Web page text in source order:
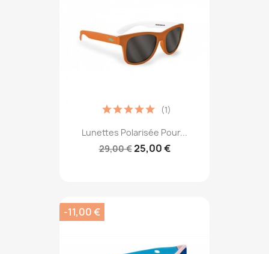
Lunettes Polarisée Pour...
29,00 €25,00 €
(1)
-11,00 €